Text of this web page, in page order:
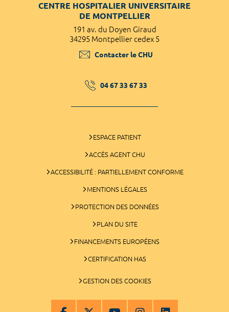
CENTRE HOSPITALIER UNIVERSITAIRE
DE MONTPELLIER
191 av. du Doyen Giraud
34295 Montpellier cedex 5
Contacter le CHU
04 67 33 67 33
ESPACE PATIENT
ACCÈS AGENT CHU
ACCESSIBILITÉ : PARTIELLEMENT CONFORME
MENTIONS LÉGALES
PROTECTION DES DONNÉES
PLAN DU SITE
FINANCEMENTS EUROPÉENS
CERTIFICATION HAS
GESTION DES COOKIES